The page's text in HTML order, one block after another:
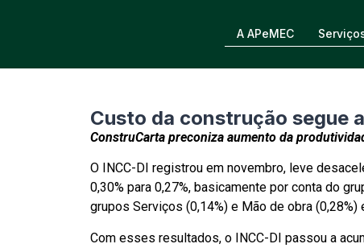
A APeMEC
Custo da construção segue
ConstruCarta preconiza aumento da
O INCC-DI registrou em novembro, leve
0,30% para 0,27%, basicamente por conta do
grupos Serviços (0,14%) e Mão de obra
Com esses resultados, o INCC-DI passou a